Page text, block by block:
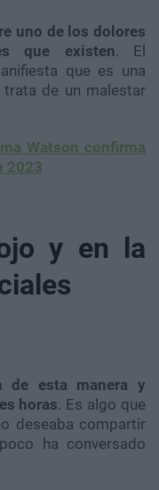
uno de los dolores
que existen. El
que es una
de un malestar
Watson confirma
2023
y en la
de esta manera y
horas. Es algo que
deseaba compartir
ha conversado